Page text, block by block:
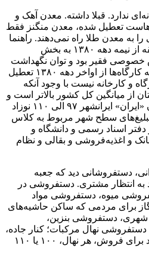
ندارد. قبلا داشته. معدن آهک و
تعطیل شده، معدن منگنز فقط
به معدن طلا راه نمی‌دهند. راهنما
می‌گوید تمام کارگاه‌های منطقه از نیمه دهه ۱۳۸۰ به بخش
فقیر بود و توان نگهداشت
کارخانه و کارگاه نداشت و همه کارگاه‌ها از اواخر دهه ۱۳۸۰ تعطیل
و کارخانه نیست با وجود آنکه
از میانگین کل کشور بالاتر است و
در هر شبانه‌روز، در بیمارستان «ایران» ایرانشهر ۹۷ الی ۱۱۰ نوزاد
تبلیغ‌های سطح شهر مربوط به کلاس
دفتر اسناد رسمی و دانشگاه و
و اغذیه‌فروشی و بقالی و نظام
دستفروشانی دید که جعبه
به انتظار مشتری. دستفروشی در
میوه، دستفروشی مواد
برای مردمی که ساکن حاشیه‌های
شهری، دستفروشی بنزین،
نهال مرکبات؛ کنار جاده،
نهال مرکبات روی هم ریخته‌اند برای فروش، هر نهال، ۱۰۰ یا ۱۱۰